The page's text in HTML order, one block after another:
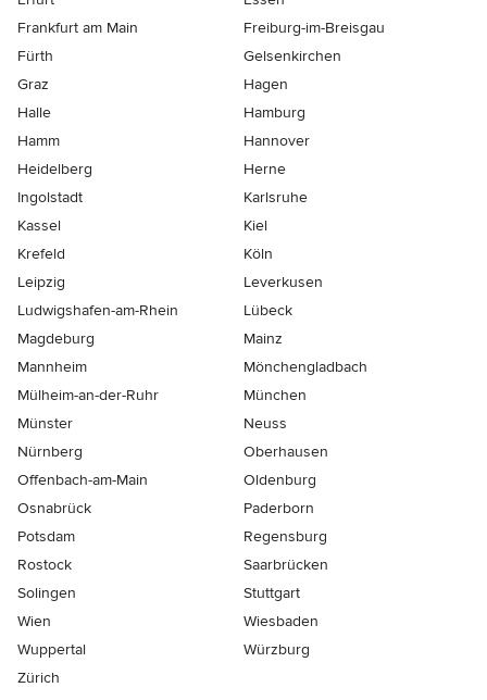
Frankfurt am Main
Freiburg-im-Breisgau
Fürth
Gelsenkirchen
Graz
Hagen
Halle
Hamburg
Hamm
Hannover
Heidelberg
Herne
Ingolstadt
Karlsruhe
Kassel
Kiel
Krefeld
Köln
Leipzig
Leverkusen
Ludwigshafen-am-Rhein
Lübeck
Magdeburg
Mainz
Mannheim
Mönchen­gladbach
Mülheim-an-der-Ruhr
München
Münster
Neuss
Nürnberg
Oberhausen
Offenbach-am-Main
Oldenburg
Osnabrück
Paderborn
Potsdam
Regensburg
Rostock
Saarbrücken
Solingen
Stuttgart
Wien
Wiesbaden
Wuppertal
Würzburg
Zürich